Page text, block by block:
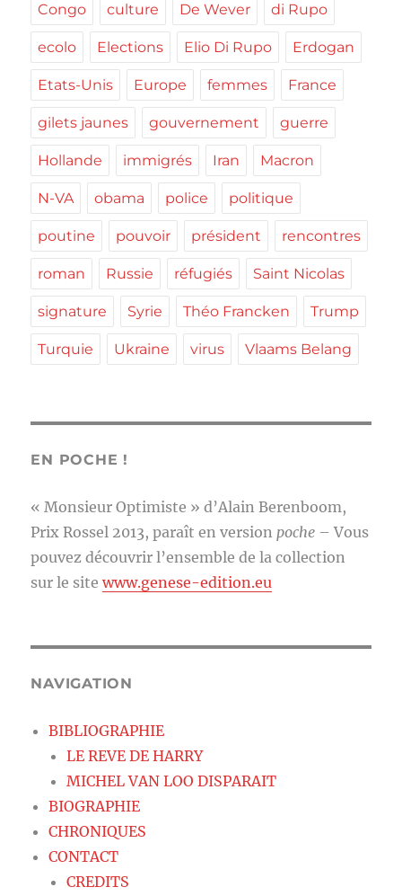
Congo culture De Wever di Rupo
ecolo Elections Elio Di Rupo Erdogan
Etats-Unis Europe femmes France
gilets jaunes gouvernement guerre
Hollande immigrés Iran Macron
N-VA obama police politique
poutine pouvoir président rencontres
roman Russie réfugiés Saint Nicolas
signature Syrie Théo Francken Trump
Turquie Ukraine virus Vlaams Belang
EN POCHE !
« Monsieur Optimiste » d’Alain Berenboom,
Prix Rossel 2013, paraît en version poche – Vous
pouvez découvrir l’ensemble de la collection
sur le sitewww.genese-edition.eu
NAVIGATION
BIBLIOGRAPHIE
LE REVE DE HARRY
MICHEL VAN LOO DISPARAIT
BIOGRAPHIE
CHRONIQUES
CONTACT
CREDITS